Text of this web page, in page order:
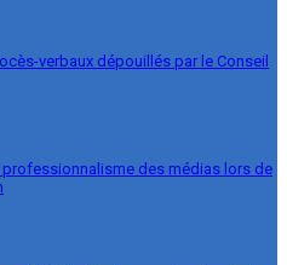
verbaux dépouillés par le Conseil
des médias lors de